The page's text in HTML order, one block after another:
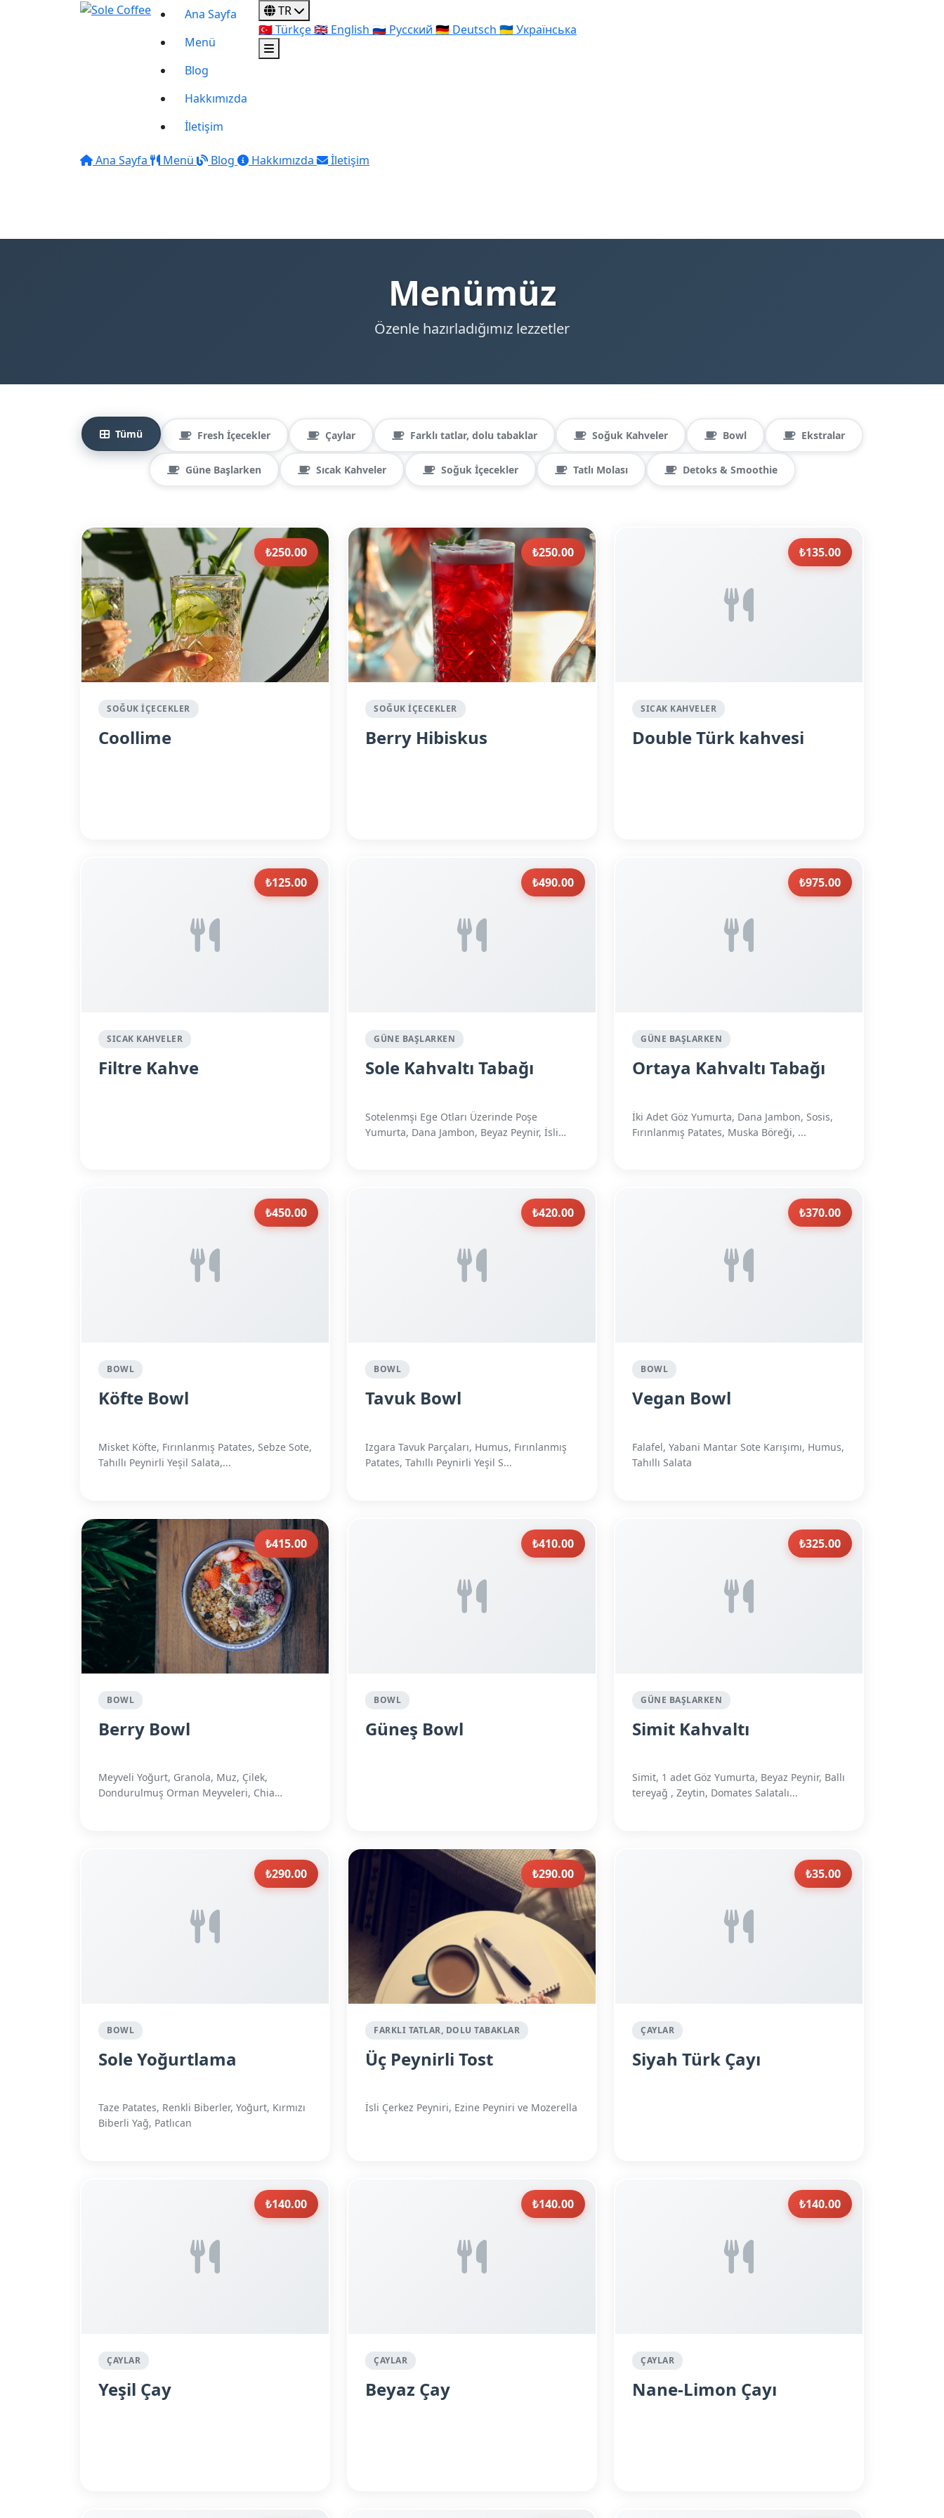
Ana Sayfa
Menü
Blog
Hakkımızda
İletişim
TR
🇹🇷Türkçe🇬🇧 English 🇷🇺 Русский 🇩🇪 Deutsch 🇺🇦Українська
Ana Sayfa Menü Blog Hakkımızda İletişim
Menümüz
Özenle hazırladığımız lezzetler
Tümü Fresh İçecekler Çaylar Farklı tatlar, dolu tabaklar Soğuk Kahveler Bowl Ekstralar
Güne Başlarken Sıcak Kahveler Soğuk İçecekler Tatlı Molası Detoks & Smoothie
₺250.00
SOĞUK İÇECEKLER
Coollime
₺250.00
SOĞUK İÇECEKLER
Berry Hibiskus
₺135.00
SICAK KAHVELER
Double Türk kahvesi
₺125.00
SICAK KAHVELER
Filtre Kahve
₺490.00
GÜNE BAŞLARKEN
Sole Kahvaltı Tabağı
Sotelenmşi Ege Otları Üzerinde Poşe
Yumurta, Dana Jambon, Beyaz Peynir, İsli
₺975.00
GÜNE BAŞLARKEN
Ortaya Kahvaltı Tabağı
İki Adet Göz Yumurta, Dana Jambon, Sosis,
Fırınlanmış Patates, Muska Böreği, ...
₺450.00
BOWL
Köfte Bowl
Misket Köfte, Fırınlanmış Patates, Sebze Sote,
Tahıllı Peynirli Yeşil Salata,...
₺420.00
BOWL
Tavuk Bowl
Izgara Tavuk Parçaları, Humus, Fırınlanmış
Patates, Tahıllı Peynirli Yeşil S...
₺370.00
BOWL
Vegan Bowl
Falafel, Yabani Mantar Sote Karışımı, Humus,
Tahıllı Salata
₺415.00
BOWL
Berry Bowl
Meyveli Yoğurt, Granola, Muz, Çilek,
Dondurulmuş Orman Meyveleri, Chia
₺410.00
BOWL
Güneş Bowl
₺325.00
GÜNE BAŞLARKEN
Simit Kahvaltı
Simit, 1 adet Göz Yumurta, Beyaz Peynir, Ballı
tereyağ , Zeytin, Domates Salatalı...
₺290.00
BOWL
Sole Yoğurtlama
Taze Patates, Renkli Biberler, Yoğurt, Kırmızı
Biberli Yağ, Patlıcan
₺290.00
FARKLI TATLAR, DOLU TABAKLAR
Üç Peynirli Tost
İsli Çerkez Peyniri, Ezine Peyniri ve Mozerella
₺35.00
ÇAYLAR
Siyah Türk Çayı
₺140.00
ÇAYLAR
Yeşil Çay
₺140.00
ÇAYLAR
Beyaz Çay
₺140.00
ÇAYLAR
Nane-Limon Çayı